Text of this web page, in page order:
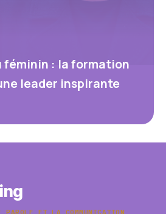
féminin : la formation
leader inspirante
ET LA COMMUNICATION